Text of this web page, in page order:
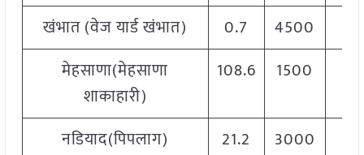
खंभात (वेज यार्ड खंभात)
0.7 4500
मेहसाणा(मेहसाणा
शाकाहारी)
108.6 1500
नडियाद(पिपलाग) 21.2 3000